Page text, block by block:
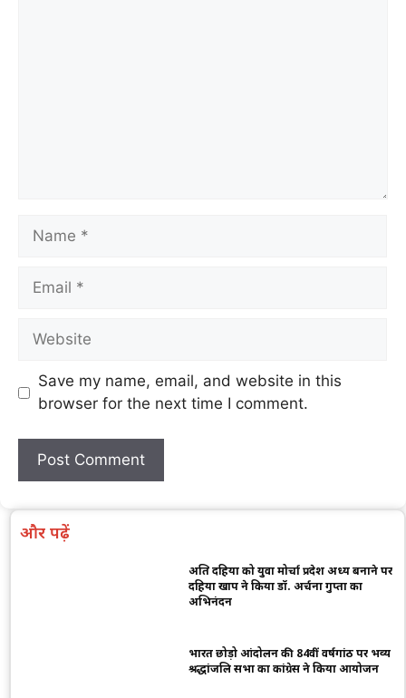
Save my name, email, and website in this
browser for the next time I comment.
और पढ़ें
अक्षित दहिया को युवा मोर्चा प्रदेश अध्यक्ष बनाने पर
दहिया खाप ने किया डॉ. अर्चना गुप्ता का
अभिनंदन
भारत छोड़ो आंदोलन की 84वीं वर्षगांठ पर भव्य
श्रद्धांजलि सभा का कांग्रेस ने किया आयोजन